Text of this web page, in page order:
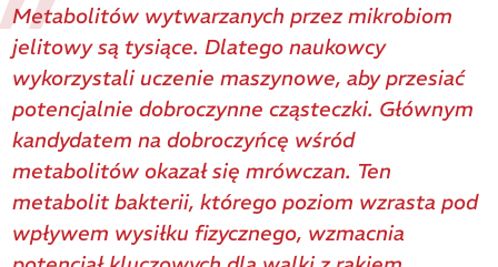
Metabolitów wytwarzanych przez mikrobiom
jelitowy są tysiące. Dlatego naukowcy
wykorzystali uczenie maszynowe, aby przesiać
potencjalnie dobroczynne cząsteczki. Głównym
kandydatem na dobroczyńcę wśród
metabolitów okazał się mrówczan. Ten
metabolit bakterii, którego poziom wzrasta pod
wpływem wysiłku fizycznego, wzmacnia